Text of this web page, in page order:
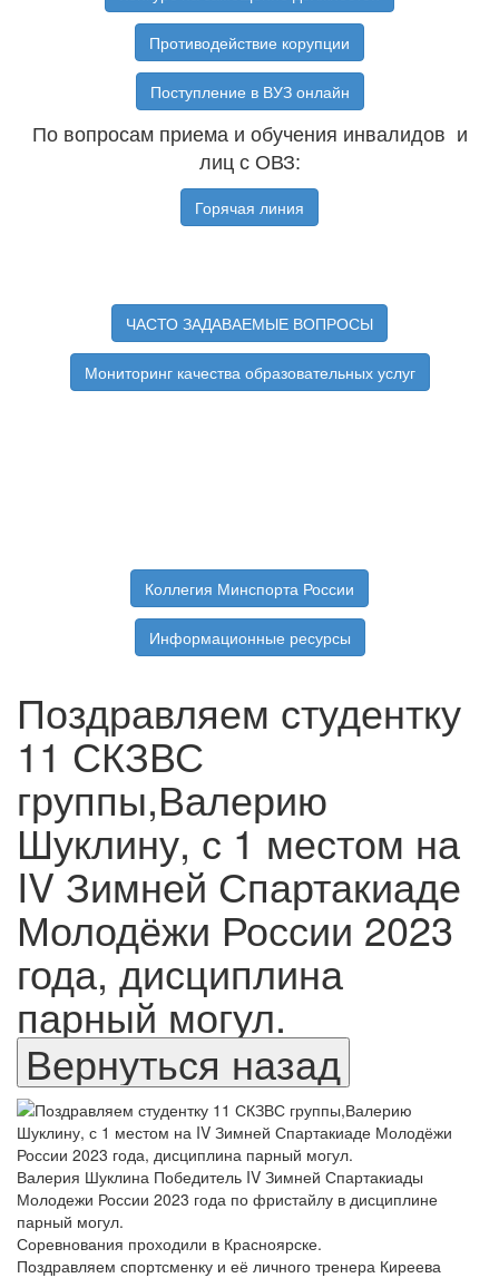
Противодействие корупции
Поступление в ВУЗ онлайн
По вопросам приема и обучения инвалидов и
лиц с ОВЗ:
Горячая линия
ЧАСТО ЗАДАВАЕМЫЕ ВОПРОСЫ
Мониторинг качества образовательных услуг
Коллегия Минспорта России
Информационные ресурсы
Поздравляем студентку
11 СКЗВС
группы,Валерию
Шуклину, с 1 местом на
IV Зимней Спартакиаде
Молодёжи России 2023
года, дисциплина
парный могул.
Валерия Шуклина Победитель IV Зимней Спартакиады
Молодежи России 2023 года по фристайлу в дисциплине
парный могул.
Соревнования проходили в Красноярске.
Поздравляем спортсменку и её личного тренера Киреева